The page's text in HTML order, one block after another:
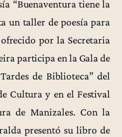
“Buenaventura tiene la
un taller de poesía para
por la Secretaria
participa en la Gala de
de Biblioteca” del
Cultura y en el Festival
de Manizales. Con la
presentó su libro de